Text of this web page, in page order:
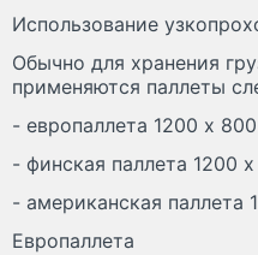
Использование
Обычно для хранения
применяются паллеты
- европаллета 1200 x
- финская паллета 1200
- американская паллета
Европаллета